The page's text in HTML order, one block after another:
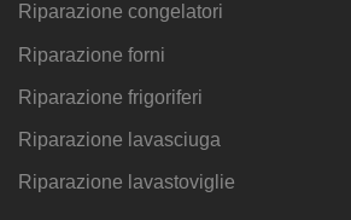
Riparazione congelatori
Riparazione forni
Riparazione frigoriferi
Riparazione lavasciuga
Riparazione lavastoviglie